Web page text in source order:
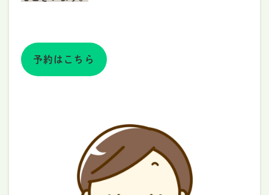
予約はこちら